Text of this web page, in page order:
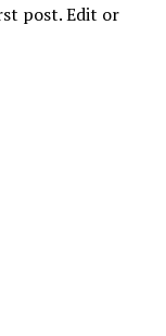
post. Edit or